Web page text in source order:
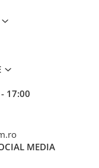
17:00
MEDIA